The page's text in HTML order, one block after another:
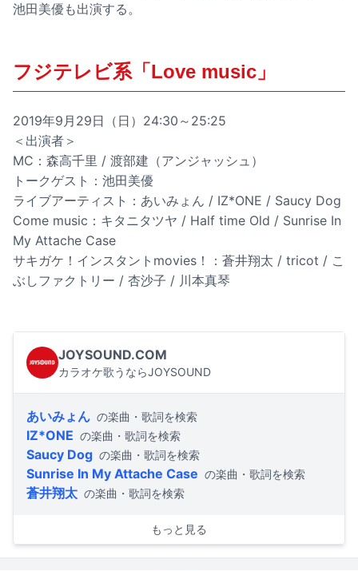
池田美優も出演する。
フジテレビ系「Love music」
2019年9月29日（日）24:30～25:25
＜出演者＞
MC：森高千里 / 渡部建（アンジャッシュ）
トークゲスト：池田美優
ライブアーティスト：あいみょん / IZ*ONE / Saucy Dog
Come music：キタニタツヤ / Half time Old / Sunrise In
My Attache Case
サキガケ！インスタントmovies！：蒼井翔太 / tricot / こ
ぶしファクトリー / 杏沙子 / 川本真琴
JOYSOUND.COM
カラオケ歌うならJOYSOUND
あいみょん の楽曲・歌詞を検索
IZ*ONE の楽曲・歌詞を検索
Saucy Dog の楽曲・歌詞を検索
Sunrise In My Attache Case の楽曲・歌詞を検索
蒼井翔太 の楽曲・歌詞を検索
もっと見る